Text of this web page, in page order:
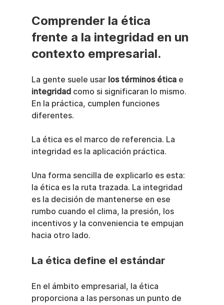
Comprender la ética
frente a la integridad en un
contexto empresarial.
La gente suele usar los términos ética e
integridad como si significaran lo mismo.
En la práctica, cumplen funciones
diferentes.
La ética es el marco de referencia. La
integridad es la aplicación práctica.
Una forma sencilla de explicarlo es esta:
la ética es la ruta trazada. La integridad
es la decisión de mantenerse en ese
rumbo cuando el clima, la presión, los
incentivos y la conveniencia te empujan
hacia otro lado.
La ética define el estándar
En el ámbito empresarial, la ética
proporciona a las personas un punto de